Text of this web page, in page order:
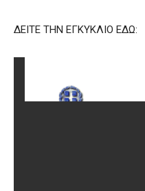
ΔΕΙΤΕ ΤΗΝ ΕΓΚΥΚΛΙΟ ΕΔΩ: